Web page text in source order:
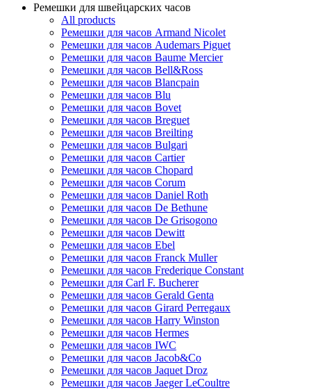
Ремешки для швейцарских часов
All products
Ремешки для часов Armand Nicolet
Ремешки для часов Audemars Piguet
Ремешки для часов Baume Mercier
Ремешки для часов Bell&Ross
Ремешки для часов Blancpain
Ремешки для часов Blu
Ремешки для часов Bovet
Ремешки для часов Breguet
Ремешки для часов Breilting
Ремешки для часов Bulgari
Ремешки для часов Cartier
Ремешки для часов Chopard
Ремешки для часов Corum
Ремешки для часов Daniel Roth
Ремешки для часов De Bethune
Ремешки для часов De Grisogono
Ремешки для часов Dewitt
Ремешки для часов Ebel
Ремешки для часов Franck Muller
Ремешки для часов Frederique Constant
Ремешки для Carl F. Bucherer
Ремешки для часов Gerald Genta
Ремешки для часов Girard Perregaux
Ремешки для часов Harry Winston
Ремешки для часов Hermes
Ремешки для часов IWC
Ремешки для часов Jacob&Co
Ремешки для часов Jaquet Droz
Ремешки для часов Jaeger LeCoultre